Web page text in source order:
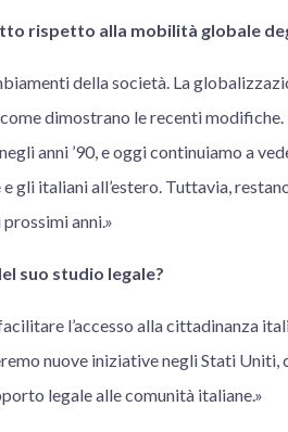
rispetto alla mobilità globale
della società. La
dimostrano le recenti modifiche.
anni ’90, e oggi continuiamo a
gli italiani all’estero. Tuttavia,
anni.»
suo studio legale?
l’accesso alla cittadinanza
nuove iniziative negli Stati
legale alle comunità italiane.»